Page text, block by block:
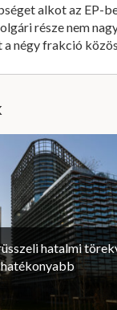
alkot az EP-
része nem
négy frakció
hatalmi
hatékonyabb